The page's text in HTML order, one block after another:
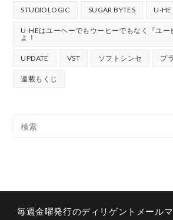
STUDIOLOGIC SUGAR BYTES U-HE
U-HEはユーヘーでもウーヒーでもなく『ユー
よ！
UPDATE VST ソフトシンセ プ
連載もくじ
毎週金曜発行のディリゲントメール